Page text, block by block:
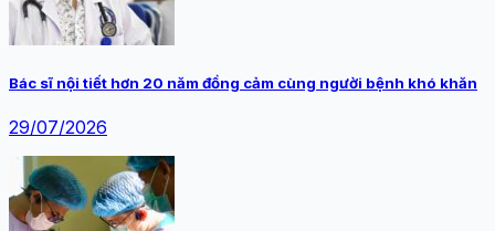
Bác sĩ nội tiết hơn 20 năm đồng cảm cùng người bệnh khó khăn
29/07/2026